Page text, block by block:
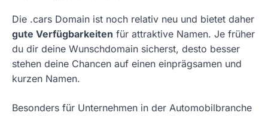
Die .cars Domain ist noch relativ neu und bietet daher
gute Verfügbarkeiten für attraktive Namen. Je früher
du dir deine Wunschdomain sicherst, desto besser
stehen deine Chancen auf einen einprägsamen und
kurzen Namen.
Besonders für Unternehmen in der Automobilbranche